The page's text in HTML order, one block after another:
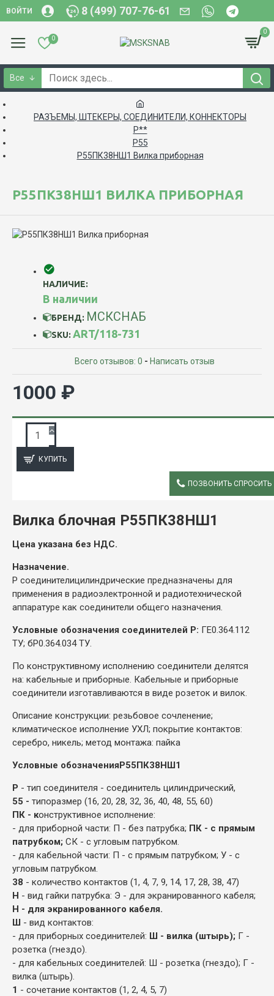
ВОЙТИ 8 (499) 707-76-61
0
0
Все
РАЗЪЕМЫ, ШТЕКЕРЫ, СОЕДИНИТЕЛИ, КОННЕКТОРЫ
Р**
Р55
Р55ПК38НШ1 Вилка приборная
Р55ПК38НШ1 ВИЛКА ПРИБОРНАЯ
НАЛИЧИЕ:
В наличии
БРЕНД: МСКСНАБ
SKU: ART/118-731
Всего отзывов: 0 - Написать отзыв
1000 ₽
КУПИТЬ
ПОЗВОНИТЬ СПРОСИТЬ
Вилка блочная Р55ПК38НШ1
Цена указана без НДС.
Назначение.
Р соединителицилиндрические предназначены для
применения в радиоэлектронной и радиотехнической
аппаратуре как соединители общего назначения.
Условные обозначения соединителей Р: ГЕ0.364.112
ТУ; бР0.364.034 ТУ.
По конструктивному исполнению соединители делятся
на: кабельные и приборные. Кабельные и приборные
соединители изготавливаются в виде розеток и вилок.
Описание конструкции: резьбовое сочленение;
климатическое исполнение УХЛ; покрытие контактов:
серебро, никель; метод монтажа: пайка
Условные обозначенияР55ПК38НШ1
Р - тип соединителя - соединитель цилиндрический,
55 - типоразмер (16, 20, 28, 32, 36, 40, 48, 55, 60)
ПК - конструктивное исполнение:
- для приборной части: П - без патрубка; ПК - с прямым
патрубком; СК - с угловым патрубком.
- для кабельной части: П - с прямым патрубком; У - с
угловым патрубком.
38 - количество контактов (1, 4, 7, 9, 14, 17, 28, 38, 47)
Н - вид гайки патрубка: Э - для экранированного кабеля;
Н - для экранированного кабеля.
Ш - вид контактов:
- для приборных соединителей: Ш - вилка (штырь); Г -
розетка (гнездо).
- для кабельных соединителей: Ш - розетка (гнездо); Г -
вилка (штырь).
1 - сочетание контактов (1, 2, 4, 5, 7)